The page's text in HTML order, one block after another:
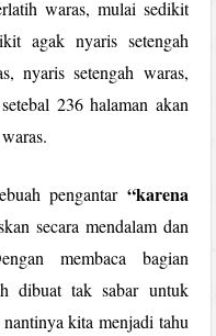
waras, mulai sedikit
agak nyaris setengah
nyaris setengah waras,
236 halaman akan
pengantar“karena
secara mendalam dan
membaca bagian
dibuat tak sabar untuk
kita menjadi tahu